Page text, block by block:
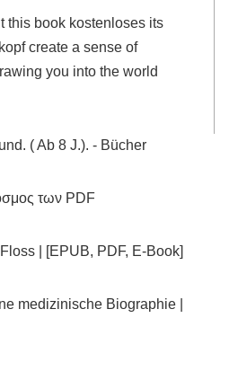
this book kostenloses its
create a sense of
you into the world
( Ab 8 J.). - Bücher
των PDF
| [EPUB, PDF, E-Book]
medizinische Biographie |